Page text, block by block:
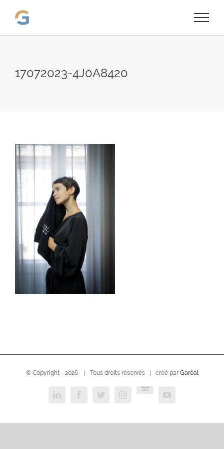
17072023-4J0A8420
© Copyright - 2026 | Tous droits réservés | créé par Garéal
LinkedInFacebookTwitterInstagram
USVC
YouTube